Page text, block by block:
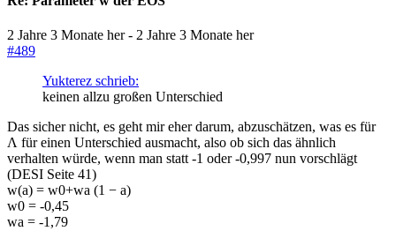
2 Jahre 3 Monate her- 2 Jahre 3 Monate her
#489
Yukterez schrieb:
keinen allzu großen Unterschied
Das sicher nicht, es geht mir eher darum, abzuschätzen, was es für
Λ für einen Unterschied ausmacht, also ob sich das ähnlich
verhalten würde, wenn man statt -1 oder -0,997 nun vorschlägt
(DESI Seite 41)
w(a) = w0+wa (1 − a)
w0 = -0,45
wa = -1,79